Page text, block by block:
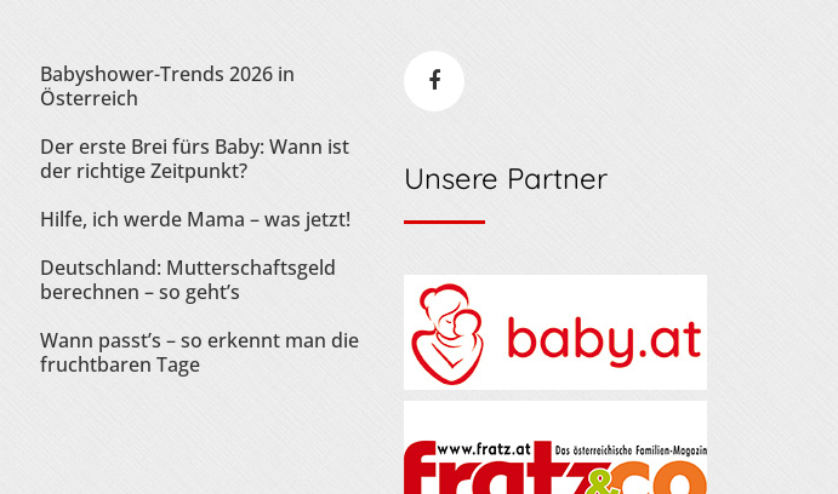
Babyshower-Trends 2026 in
Österreich
Der erste Brei fürs Baby: Wann ist
der richtige Zeitpunkt?
Hilfe, ich werde Mama – was jetzt!
Deutschland: Mutterschaftsgeld
berechnen – so geht’s
Wann passt’s – so erkennt man die
fruchtbaren Tage
Unsere Partner